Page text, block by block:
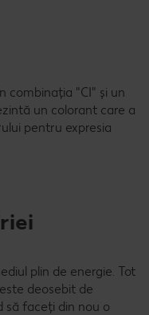
combinația "CI" și un
un colorant care a
pentru expresia
plin de energie. Tot
deosebit de
să faceți din nou o